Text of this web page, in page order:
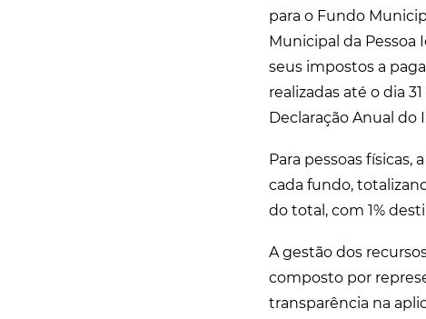
para o Fundo
Municipal da Pessoa
seus impostos a
realizadas até o dia
Declaração Anual
Para pessoas
cada fundo,
do total, com 1%
A gestão dos
composto por
transparência na